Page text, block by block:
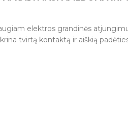
elektros grandinės
tvirtą kontaktą ir aiškią